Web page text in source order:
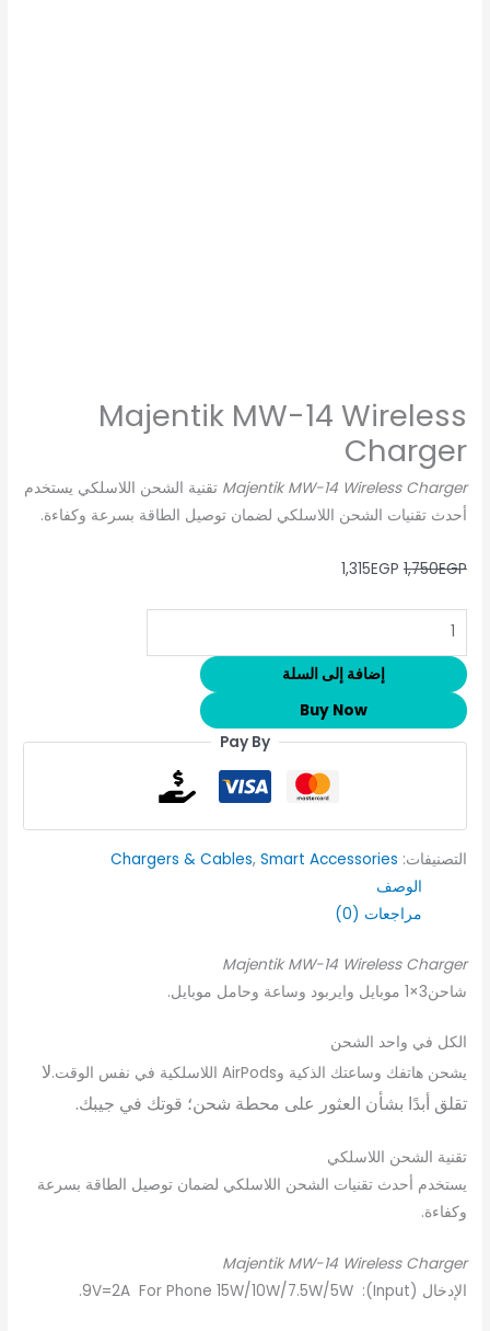
Majentik MW-14 Wireless
Charger
Majentik MW-14 Wireless Charger تقنية الشحن اللاسلكي يستخدم
أحدث تقنيات الشحن اللاسلكي لضمان توصيل الطاقة بسرعة وكفاءة.
1,750EGP
1,315EGP
إضافة إلى السلة
Buy Now
Pay By
التصنيفات: Chargers & Cables, Smart Accessories
الوصف
مراجعات (0)
Majentik MW-14 Wireless Charger
شاحن3×1 موبايل وايربود وساعة وحامل موبايل.
الكل في واحد الشحن
يشحن هاتفك وساعتك الذكية وAirPods اللاسلكية في نفس الوقت.
لا
تقلق أبدًا بشأن العثور على محطة شحن؛ قوتك في جيبك.
تقنية الشحن اللاسلكي
يستخدم أحدث تقنيات الشحن اللاسلكي لضمان توصيل الطاقة بسرعة
وكفاءة.
Majentik MW-14 Wireless Charger
الإدخال (Input): 9V=2A For Phone 15W/10W/7.5W/5W.